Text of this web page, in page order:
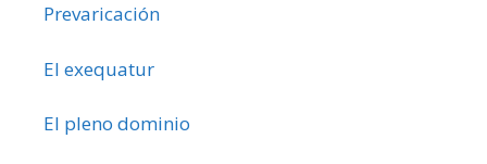
Prevaricación
El exequatur
El pleno dominio